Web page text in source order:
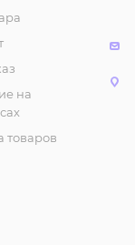
на
товаров